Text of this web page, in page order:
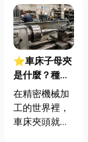
⭐車床子母夾
是什麼？種
類、規格挑選
與台灣採購推
薦完整指南
在精密機械加
工的世界裡，
車床夾頭就像